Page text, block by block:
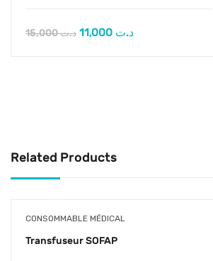
د.ت15,000 د.ت
Related Products
CONSOMMABLE MÉDICAL
Transfuseur SOFAP